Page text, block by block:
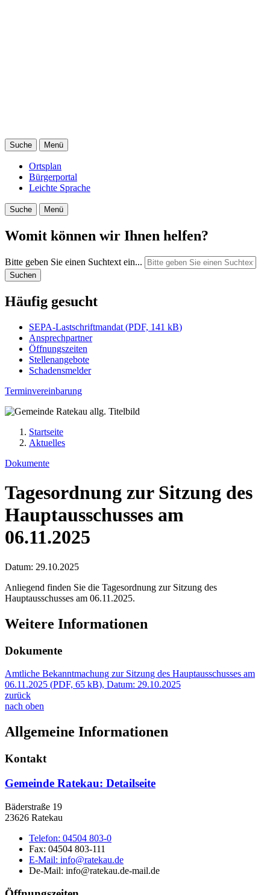
Suche Menü
Ortsplan
Bürgerportal
Leichte Sprache
Suche Menü
Womit können wir Ihnen helfen?
Bitte geben Sie einen Suchtext ein...
Suchen
Häufig gesucht
SEPA-Lastschriftmandat (PDF, 141 kB)
Ansprechpartner
Öffnungszeiten
Stellenangebote
Schadensmelder
Terminvereinbarung
Startseite
Aktuelles
Dokumente
Tagesordnung zur Sitzung des
Hauptausschusses am
06.11.2025
Datum: 29.10.2025
Anliegend finden Sie die Tagesordnung zur Sitzung des
Hauptausschusses am 06.11.2025.
Weitere Informationen
Dokumente
Amtliche Bekanntmachung zur Sitzung des Hauptausschusses am
06.11.2025 (PDF, 65 kB), Datum: 29.10.2025
zurück
nach oben
Allgemeine Informationen
Kontakt
Gemeinde Ratekau: Detailseite
Bäderstraße 19
23626 Ratekau
Telefon: 04504 803-0
Fax: 04504 803-111
E-Mail: info@ratekau.de
De-Mail: info@ratekau.de-mail.de